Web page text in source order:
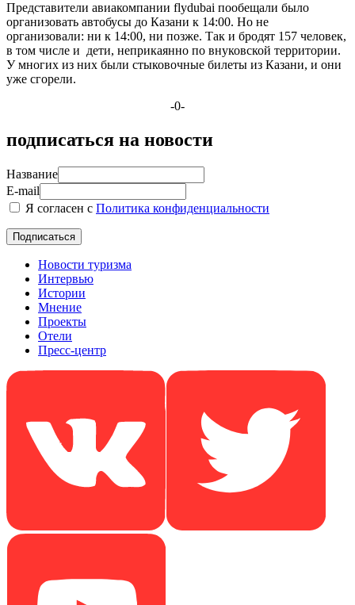
Представители авиакомпании flydubai пообещали было
организовать автобусы до Казани к 14:00. Но не
организовали: ни к 14:00, ни позже. Так и бродят 157 человек,
в том числе и дети, неприкаянно по внуковской территории.
У многих из них были стыковочные билеты из Казани, и они
уже сгорели.
-0-
подписаться на новости
Название
E-mail
Я согласен с Политика конфиденциальности
Новости туризма
Интервью
Истории
Мнение
Проекты
Отели
Пресс-центр